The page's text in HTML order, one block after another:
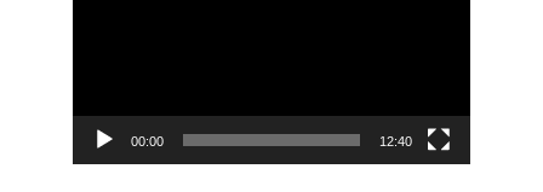
00:00 12:40